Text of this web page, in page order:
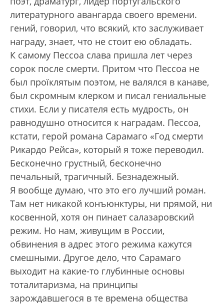
литературного авангарда своего времени.
гений, говорил, что всякий, кто заслуживает
награду, знает, что не стоит ею обладать.
К самому Пессоа слава пришла лет через
сорок после смерти. Притом что Пессоа не
был проїклятым поэтом, не валялся в канаве,
был скромным клерком и писал гениальные
стихи. Если у писателя есть мудрость, он
равнодушно относится к наградам. Пессоа,
кстати, герой романа Сарамаго «Год смерти
Рикардо Рейса», который я тоже переводил.
Бесконечно грустный, бесконечно
печальный, трагичный. Безнадежный.
Я вообще думаю, что это его лучший роман.
Там нет никакой конъюнктуры, ни прямой, ни
косвенной, хотя он пинает салазаровский
режим. Но нам, живущим в России,
обвинения в адрес этого режима кажутся
смешными. Другое дело, что Сарамаго
выходит на какие-то глубинные основы
тоталитаризма, на принципы
зарождавшегося в те времена общества